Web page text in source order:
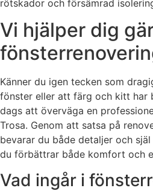
rötskador och försämrad
Vi hjälper dig
Känner du igen tecken som
fönster eller att färg och kitt har
dags att överväga en
Trosa. Genom att satsa på
bevarar du både detaljer och
du förbättrar både komfort och
Vad ingår i